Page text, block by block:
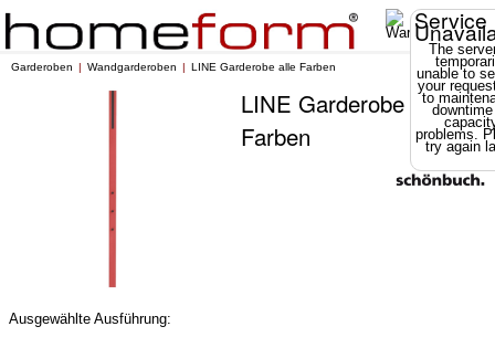
Service
The
unable to
your
to
problems.
try again
Garderoben Wandgarderoben LINE Garderobe alle Farben
LINE Garderobe alle
Farben
Ausgewählte Ausführung: